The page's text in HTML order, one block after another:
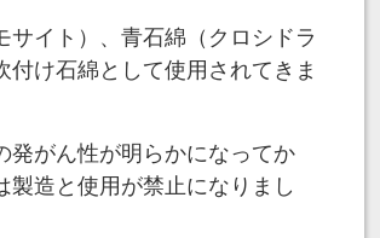
サイト）、青石綿（クロシドラ
付け石綿として使用されてきま
発がん性が明らかになってか
製造と使用が禁止になりまし